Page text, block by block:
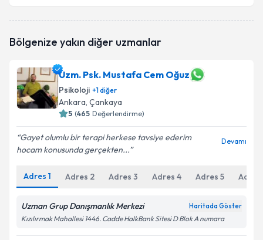
takvimi talebi oluşturun. Size bu uzmandan randevu
bilgilendireceğiz.
E-posta Adresiniz
Kişisel verilerimin işlenmesine ilişkinAydınlatma
Metni'ni okudum ve kişisel verilerimin belirtilen
kapsamda işlenmesini kabul ediyorum.
Takvim Talebini Gönder
Bölgenize yakın diğer uzmanlar
Uzm. Psk. Mustafa Cem Oğuz
Psikoloji +1diğer
Ankara, Çankaya
5 (465 Değerlendirme)
Gayet olumlu bir terapi herkese tavsiye ederim
hocam konusunda gerçekten...
Devamı
Adres 1 Adres 2 Adres 3 Adres 4 Adres 5 Adres
Uzman Grup Danışmanlık Merkezi Haritada Göster
Kızılırmak Mahallesi 1446. Cadde HalkBank Sitesi D Blok A numara